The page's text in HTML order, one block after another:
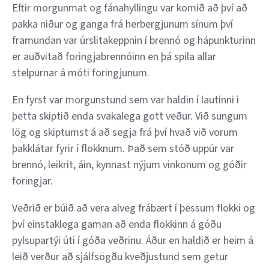
Eftir morgunmat og fánahyllingu var komið að því að
pakka niður og ganga frá herbergjunum sínum því
framundan var úrslitakeppnin í brennó og hápunkturinn
er auðvitað foringjabrennóinn en þá spila allar
stelpurnar á móti foringjunum.
En fyrst var morgunstund sem var haldin í lautinni i
þetta skiptið enda svakalega gott veður. Við sungum
lög og skiptumst á að segja frá því hvað við vorum
þakklátar fyrir í flokknum. Það sem stóð uppúr var
brennó, leikrit, áin, kynnast nýjum vinkonum og góðir
foringjar.
Veðrið er búið að vera alveg frábært í þessum flokki og
því einstaklega gaman að enda flokkinn á góðu
pylsupartýi úti í góða veðrinu. Áður en haldið er heim á
leið verður að sjálfsögðu kveðjustund sem getur